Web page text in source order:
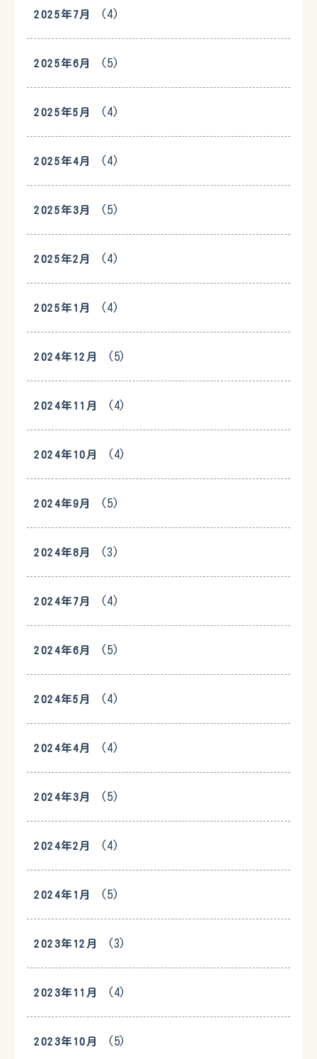
2025年7月 (4)
2025年6月 (5)
2025年5月 (4)
2025年4月 (4)
2025年3月 (5)
2025年2月 (4)
2025年1月 (4)
2024年12月 (5)
2024年11月 (4)
2024年10月 (4)
2024年9月 (5)
2024年8月 (3)
2024年7月 (4)
2024年6月 (5)
2024年5月 (4)
2024年4月 (4)
2024年3月 (5)
2024年2月 (4)
2024年1月 (5)
2023年12月 (3)
2023年11月 (4)
2023年10月 (5)